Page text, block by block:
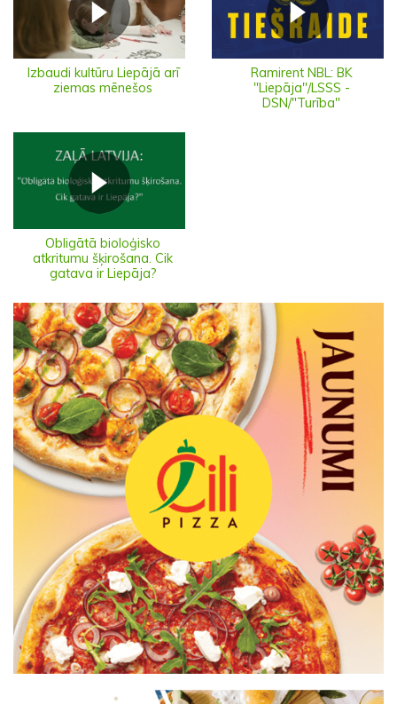
Izbaudi kultūru Liepājā arī
ziemas mēnešos
Ramirent NBL: BK
"Liepāja"/LSSS -
DSN/"Turība"
Obligātā bioloģisko
atkritumu šķirošana. Cik
gatava ir Liepāja?